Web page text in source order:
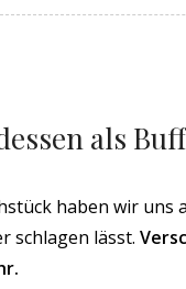
als
haben wir uns
schlagen lässt.